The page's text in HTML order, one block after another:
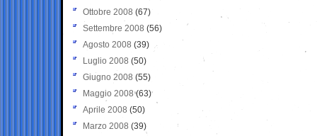
Ottobre 2008 (67)
Settembre 2008 (56)
Agosto 2008 (39)
Luglio 2008 (50)
Giugno 2008 (55)
Maggio 2008(63)
Aprile 2008 (50)
Marzo 2008 (39)